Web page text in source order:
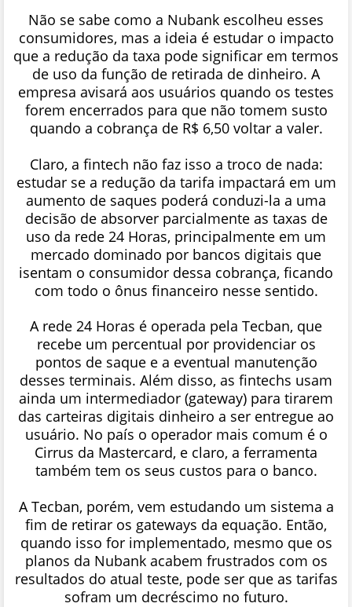
Não se sabe como a Nubank escolheu esses
consumidores, mas a ideia é estudar o impacto
que a redução da taxa pode significar em termos
de uso da função de retirada de dinheiro. A
empresa avisará aos usuários quando os testes
forem encerrados para que não tomem susto
quando a cobrança de R$ 6,50 voltar a valer.
Claro, a fintech não faz isso a troco de nada:
estudar se a redução da tarifa impactará em um
aumento de saques poderá conduzi-la a uma
decisão de absorver parcialmente as taxas de
uso da rede 24 Horas, principalmente em um
mercado dominado por bancos digitais que
isentam o consumidor dessa cobrança, ficando
com todo o ônus financeiro nesse sentido.
A rede 24 Horas é operada pela Tecban, que
recebe um percentual por providenciar os
pontos de saque e a eventual manutenção
desses terminais. Além disso, as fintechs usam
ainda um intermediador (gateway) para tirarem
das carteiras digitais dinheiro a ser entregue ao
usuário. No país o operador mais comum é o
Cirrus da Mastercard, e claro, a ferramenta
também tem os seus custos para o banco.
A Tecban, porém, vem estudando um sistema a
fim de retirar os gateways da equação. Então,
quando isso for implementado, mesmo que os
planos da Nubank acabem frustrados com os
resultados do atual teste, pode ser que as tarifas
sofram um decréscimo no futuro.